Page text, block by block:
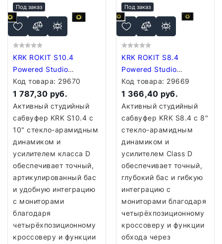
Под заказ
KRK ROKIT S10.4
Powered Studio
Subwoofer
Код товара: 29670
1 787,30 руб.
Активный студийный
сабвуфер KRK S10.4 с
10" стекло-арамидным
динамиком и
усилителем класса D
обеспечивает точный,
артикулированный бас
и удобную интеграцию
с мониторами
благодаря
четырёхпозиционному
кроссоверу и функции
Под заказ
KRK ROKIT S8.4
Powered Studio
Subwoofer
Код товара: 29669
1 366,40 руб.
Активный студийный
сабвуфер KRK S8.4 с 8"
стекло-арамидным
динамиком и
усилителем Class D
обеспечивает точный,
глубокий бас и гибкую
интеграцию с
мониторами благодаря
четырёхпозиционному
кроссоверу и функции
обхода через